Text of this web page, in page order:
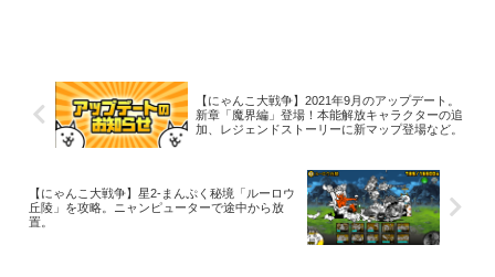
【にゃんこ大戦争】2021年9月のアップデート。
新章「魔界編」登場！本能解放キャラクターの追
加、レジェンドストーリーに新マップ登場など。
【にゃんこ大戦争】星2-まんぷく秘境「ルーロウ
丘陵」を攻略。ニャンピューターで途中から放
置。